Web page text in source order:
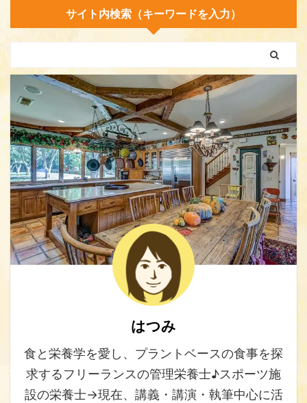
サイト内検索（キーワードを入力）
はつみ
食と栄養学を愛し、プラントベースの食事を探
求するフリーランスの管理栄養士♪スポーツ施
設の栄養士→現在、講義・講演・執筆中心に活